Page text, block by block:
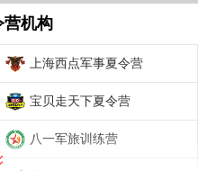
营机构
上海西点军事夏令营
宝贝走天下夏令营
八一军旅训练营